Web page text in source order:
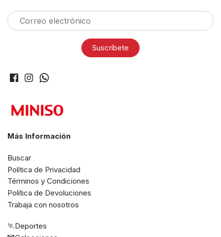
Más Información
Buscar
Política de Privacidad
Términos y Condiciones
Política de Devoluciones
Trabaja con nosotros
🏃Deportes